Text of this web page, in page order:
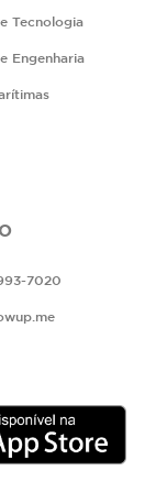
Tecnologia
Engenharia
7020